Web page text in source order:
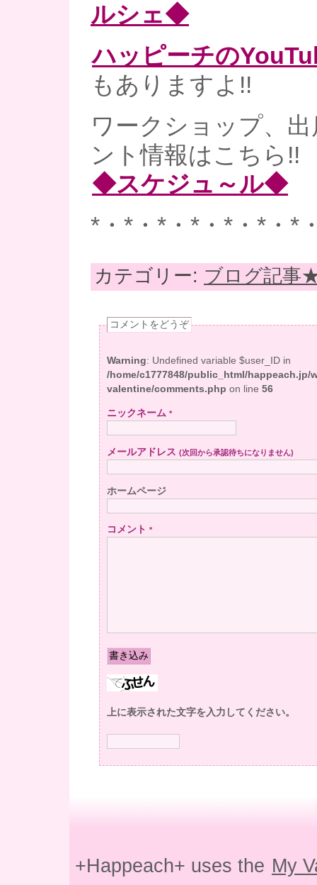
ルシェ◆
ハッピーチの
もありますよ!!
ワークショップ、
ント情報はこちら!!
◆スケジュ～ル◆
*・*・*・*・*・*・*
カテゴリー: ブログ記事
コメントをどうぞ
Warning
: Undefined variable $user_ID in
/home/c1777848/public_html/happeach.jp/
valentine/comments.php on line 56
ニックネーム *
メールアドレス (次回から承認待ちになりません)
ホームページ
コメント *
上に表示された文字を入力してください。
+Happeach+ uses the My